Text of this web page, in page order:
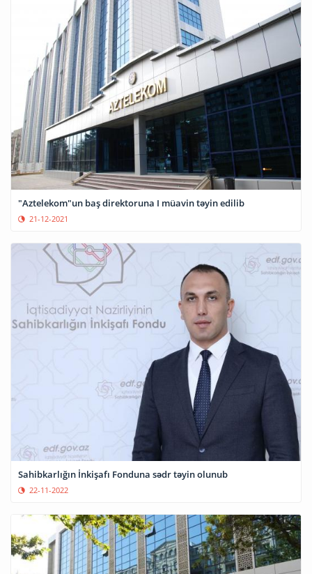
"Aztelekom"un baş direktoruna I müavin təyin edilib
21-12-2021
Sahibkarlığın İnkişafı Fonduna sədr təyin olunub
22-11-2022